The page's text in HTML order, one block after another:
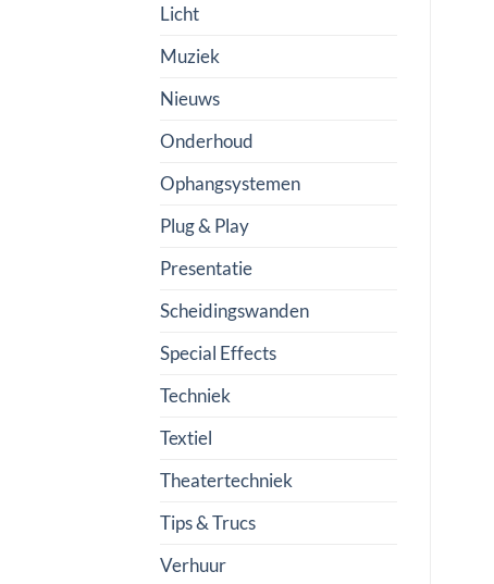
Licht
Muziek
Nieuws
Onderhoud
Ophangsystemen
Plug & Play
Presentatie
Scheidingswanden
Special Effects
Techniek
Textiel
Theatertechniek
Tips & Trucs
Verhuur